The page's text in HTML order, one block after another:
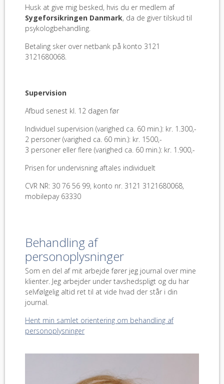
Husk at give mig besked, hvis du er medlem af
Sygeforsikringen Danmark, da de giver tilskud til
psykologbehandling.
Betaling sker over netbank på konto 3121
3121680068.
Supervision
Afbud senest kl. 12 dagen før
Individuel supervision (varighed ca. 60 min.): kr. 1.300,-
2 personer (varighed ca. 60 min.): kr. 1500,-
3 personer eller flere (varighed ca. 60 min.): kr. 1.900,-
Prisen for undervisning aftales individuelt
CVR NR: 30 76 56 99, konto nr. 3121 3121680068,
mobilepay 63330
Behandling af
personoplysninger
Som en del af mit arbejde fører jeg journal over mine
klienter. Jeg arbejder under tavshedspligt og du har
selvfølgelig altid ret til at vide hvad der står i din
journal.
Hent min samlet orientering om behandling af
personoplysninger